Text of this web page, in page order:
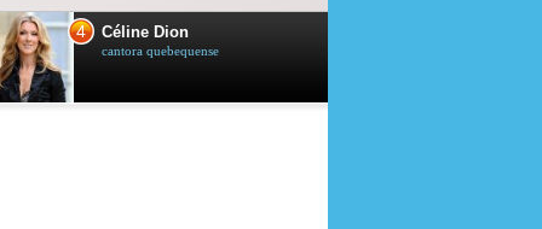
4 Céline Dion
cantora quebequense